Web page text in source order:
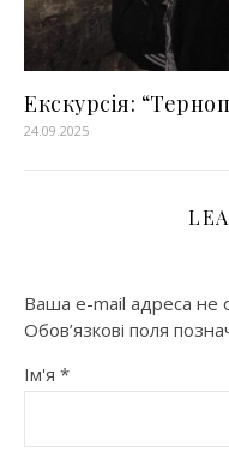
Екскурсія:
24.09.2025
Ваша e-mail адреса не
Обов’язкові поля
Ім'я *